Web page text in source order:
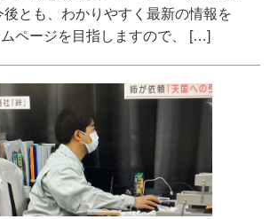
後とも、わかりやすく最新の情報を
ページを目指しますので、 […]